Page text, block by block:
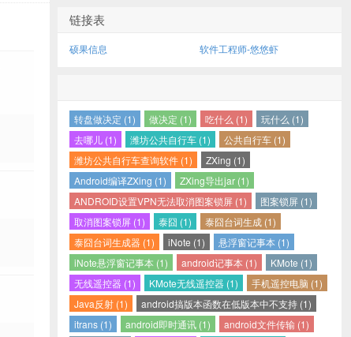
链接表
硕果信息 软件工程师-悠悠虾
转盘做决定 (1) 做决定 (1) 吃什么 (1)
玩什么 (1)
去哪儿 (1)
潍坊公共自行车 (1)
公共自行车 (1)
潍坊公共自行车查询软件 (1)
ZXing (1)
Android编译ZXing (1)
ZXing导出jar (1)
ANDROID设置VPN无法取消图案锁屏 (1)
图案锁屏 (1)
取消图案锁屏 (1)
泰囧 (1)
泰囧台词生成 (1)
泰囧台词生成器 (1)
iNote (1)
悬浮窗记事本 (1)
iNote悬浮窗记事本 (1)
android记事本 (1)
KMote (1)
无线遥控器 (1)
KMote无线遥控器 (1)
手机遥控电脑 (1)
Java反射 (1)
android搞版本函数在低版本中不支持 (1)
itrans (1)
android即时通讯 (1)
android文件传输 (1)